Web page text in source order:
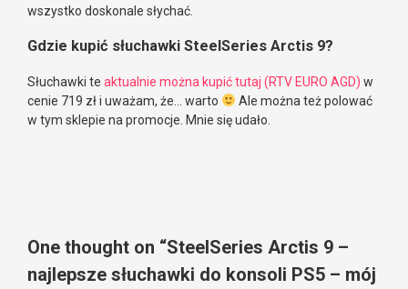
wszystko doskonale słychać.
Gdzie kupić słuchawki SteelSeries Arctis 9?
Słuchawki te aktualnie można kupić tutaj (RTV EURO AGD) w
cenie 719 zł i uważam, że… warto
Ale można też polować
w tym sklepie na promocje. Mnie się udało.
One thought on “SteelSeries Arctis 9 –
najlepsze słuchawki do konsoli PS5 – mój